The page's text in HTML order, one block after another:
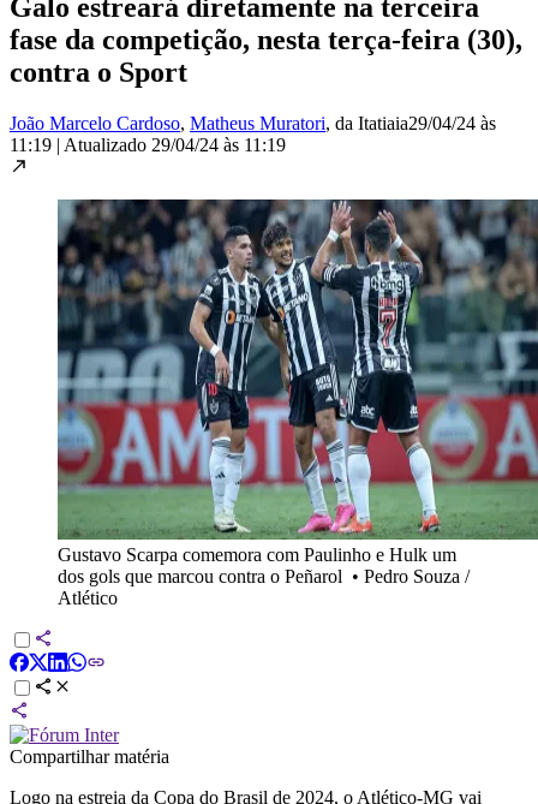
Galo estreará diretamente na terceira
fase da competição, nesta terça-feira (30),
contra o Sport
João Marcelo Cardoso, Matheus Muratori, da Itatiaia29/04/24 às
11:19 | Atualizado 29/04/24 às 11:19
Gustavo Scarpa comemora com Paulinho e Hulk um
dos gols que marcou contra o Peñarol • Pedro Souza /
Atlético
Compartilhar matéria
Logo na estreia da Copa do Brasil de 2024, o Atlético-MG vai